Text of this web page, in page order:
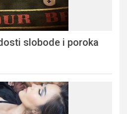
slobode i poroka